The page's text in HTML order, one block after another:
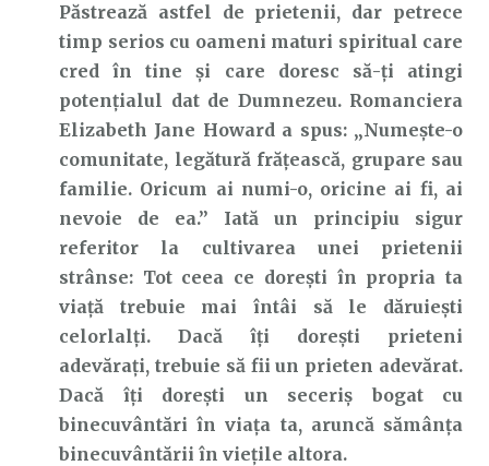
Păstrează astfel de prietenii, dar petrece
timp serios cu oameni maturi spiritual care
cred în tine și care doresc să-ți atingi
potențialul dat de Dumnezeu. Romanciera
Elizabeth Jane Howard a spus: „Numește-o
comunitate, legătură frățească, grupare sau
familie. Oricum ai numi-o, oricine ai fi, ai
nevoie de ea.” Iată un principiu sigur
referitor la cultivarea unei prietenii
strânse: Tot ceea ce dorești în propria ta
viață trebuie mai întâi să le dăruiești
celorlalți. Dacă îți dorești prieteni
adevărați, trebuie să fii un prieten adevărat.
Dacă îți dorești un seceriș bogat cu
binecuvântări în viața ta, aruncă sămânța
binecuvântării în viețile altora.